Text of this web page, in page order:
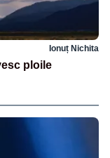
Ionuț Nichita
ploile